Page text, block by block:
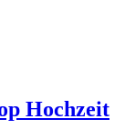
Hochzeit